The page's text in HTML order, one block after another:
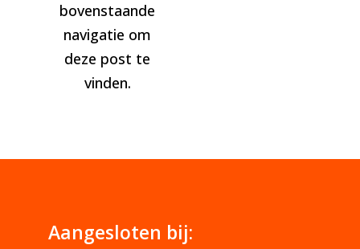
bovenstaande
navigatie om
deze post te
vinden.
Aangesloten bij: